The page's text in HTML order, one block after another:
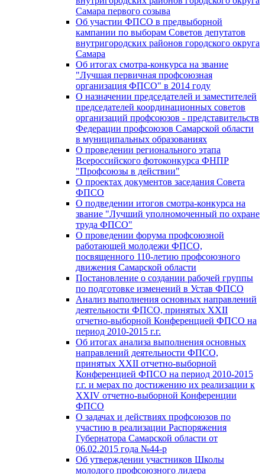
Самара первого созыва
Об участии ФПСО в предвыборной
кампании по выборам Советов депутатов
внутригородских районов городского округа
Самара
Об итогах смотра-конкурса на звание
"Лучшая первичная профсоюзная
организация ФПСО" в 2014 году
О назначении председателей и заместителей
председателей координационных советов
организаций профсоюзов - представительств
Федерации профсоюзов Самарской области
в муниципальных образованиях
О проведении регионального этапа
Всероссийского фотоконкурса ФНПР
"Профсоюзы в действии"
О проектах документов заседания Совета
ФПСО
О подведении итогов смотра-конкурса на
звание "Лучший уполномоченный по охране
труда ФПСО"
О проведении форума профсоюзной
работающей молодежи ФПСО,
посвященного 110-летию профсоюзного
движения Самарской области
Постановление о создании рабочей группы
по подготовке изменений в Устав ФПСО
Анализ выполнения основных направлений
деятельности ФПСО, принятых XXII
отчетно-выборной Конференцией ФПСО на
период 2010-2015 г.г.
Об итогах анализа выполнения основных
направлений деятельности ФПСО,
принятых XXII отчетно-выборной
Конференцией ФПСО на период 2010-2015
г.г. и мерах по достижению их реализации к
XXIV отчетно-выборной Конференции
ФПСО
О задачах и действиях профсоюзов по
участию в реализации Распоряжения
Губернатора Самарской области от
06.02.2015 года №44-р
Об утверждении участников Школы
молодого профсоюзного лидера